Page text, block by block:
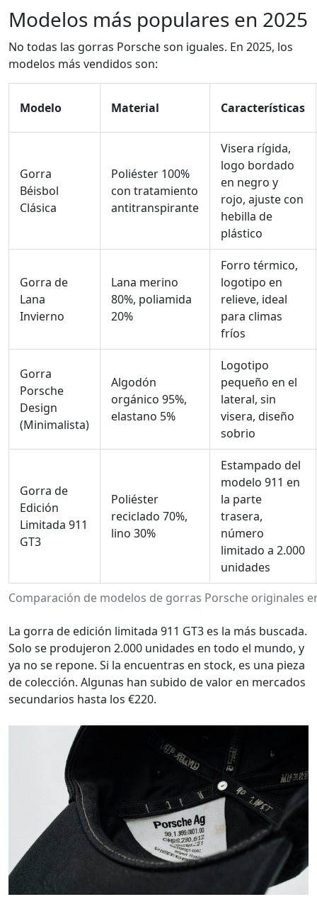
Modelos más populares en 2025
No todas las gorras Porsche son iguales. En 2025, los
modelos más vendidos son:
Comparación de modelos de gorras Porsche originales
Modelo Material Características
Gorra
Béisbol
Clásica
Poliéster 100%
con tratamiento
antitranspirante
Visera rígida,
logo bordado
en negro y
rojo, ajuste con
hebilla de
plástico
Gorra de
Lana
Invierno
Lana merino
80%, poliamida
20%
Forro térmico,
logotipo en
relieve, ideal
para climas
fríos
Gorra
Porsche
Design
(Minimalista)
Algodón
orgánico 95%,
elastano 5%
Logotipo
pequeño en el
lateral, sin
visera, diseño
sobrio
Gorra de
Edición
Limitada 911
GT3
Poliéster
reciclado 70%,
lino 30%
Estampado del
modelo 911 en
la parte
trasera,
número
limitado a 2.000
unidades
La gorra de edición limitada 911 GT3 es la más buscada.
Solo se produjeron 2.000 unidades en todo el mundo, y
ya no se repone. Si la encuentras en stock, es una pieza
de colección. Algunas han subido de valor en mercados
secundarios hasta los €220.